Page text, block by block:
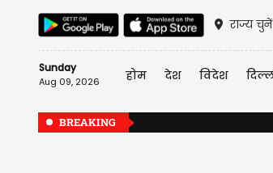
राज्य चुनें
Sunday
Aug 09, 2026 होम देश विदेश
BREAKING